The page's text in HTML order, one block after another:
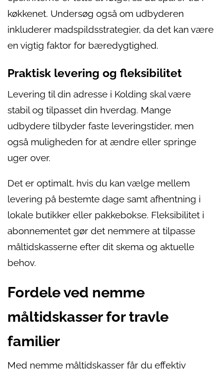
køkkenet. Undersøg også om udbyderen
inkluderer madspildsstrategier, da det kan være
en vigtig faktor for bæredygtighed.
Praktisk levering og fleksibilitet
Levering til din adresse i Kolding skal være
stabil og tilpasset din hverdag. Mange
udbydere tilbyder faste leveringstider, men
også muligheden for at ændre eller springe
uger over.
Det er optimalt, hvis du kan vælge mellem
levering på bestemte dage samt afhentning i
lokale butikker eller pakkebokse. Fleksibilitet i
abonnementet gør det nemmere at tilpasse
måltidskasserne efter dit skema og aktuelle
behov.
Fordele ved nemme
måltidskasser for travle
familier
Med nemme måltidskasser får du effektiv